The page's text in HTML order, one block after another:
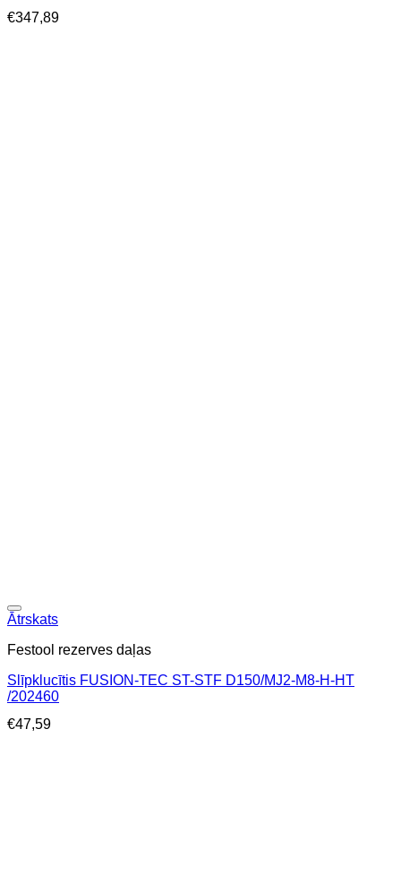
€347,89
Ātrskats
Festool rezerves daļas
Slīpklucītis FUSION-TEC ST-STF D150/MJ2-M8-H-HT
/202460
€47,59